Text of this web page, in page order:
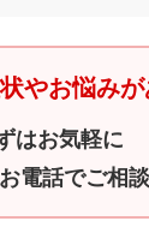
やお悩み
はお気軽に
電話でご相